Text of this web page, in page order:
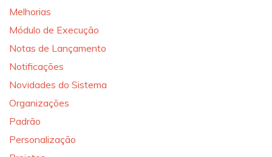
Melhorias
Módulo de Execução
Notas de Lançamento
Notificações
Novidades do Sistema
Organizações
Padrão
Personalização